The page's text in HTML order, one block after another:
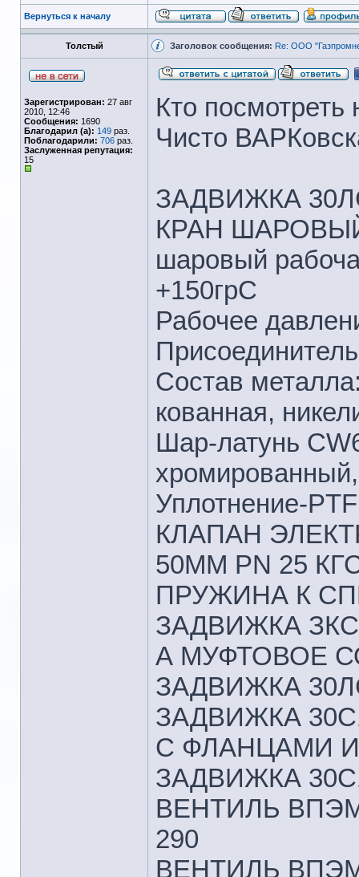
Вернуться к началу
Толстый Заголовок сообщения: Re: ООО
Зарегистрирован: 27 авг
2010, 12:46
Сообщения: 1690
Благодарил (а): 149 раз.
Поблагодарили: 706 раз.
Заслуженная репутация:
15
Кто
Чисто
ЗАДВИЖКА
КРАН ШАРОВЫЙ
шаровый
+150грС
Рабочее
Состав
кованная,
Шар-латунь
хромированный,
Уплотнение-
КЛАПАН
50ММ PN 25
ПРУЖИНА К
ЗАДВИЖКА
А МУФТОВОЕ
ЗАДВИЖКА
ЗАДВИЖКА
С ФЛАНЦАМИ
ЗАДВИЖКА
ВЕНТИЛЬ
290
ВЕНТИЛЬ ВПЭМ